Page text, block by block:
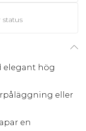
status
elegant hög
eller
en